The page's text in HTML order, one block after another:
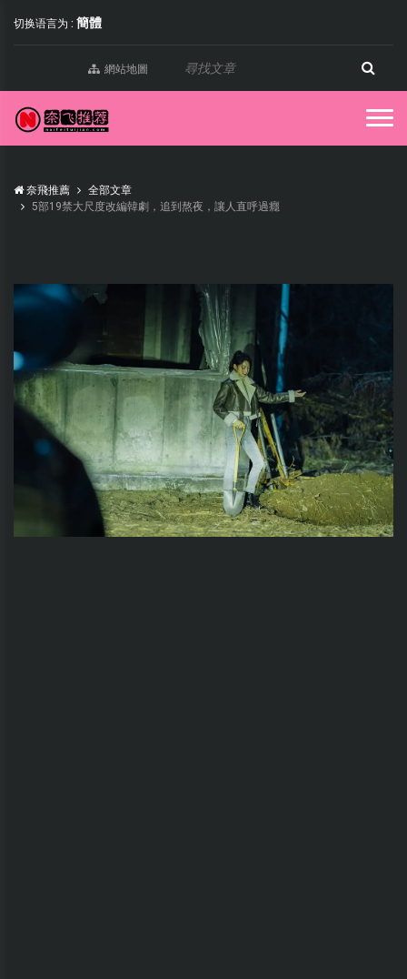
切换语言为 : 簡體
網站地圖
奈飛推薦
全部文章
5部19禁大尺度改編韓劇，追到熬夜，讓人直呼過癮